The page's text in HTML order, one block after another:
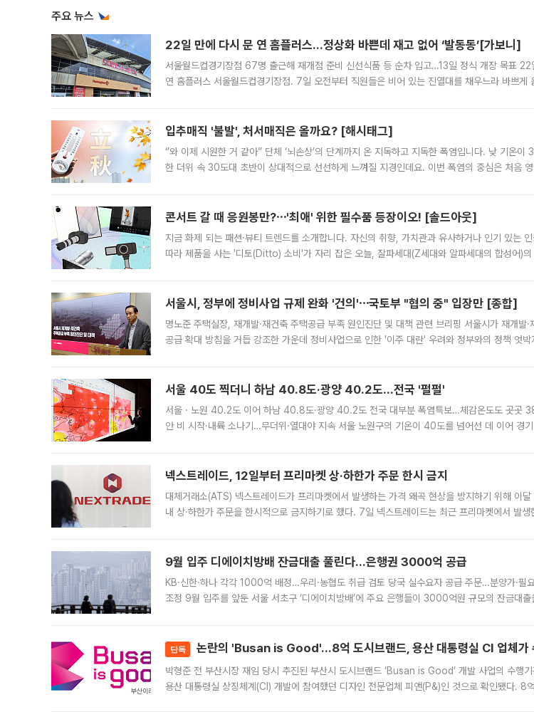
주요 뉴스
22일 만에 다시 문 연 홈플러스…정상화 바쁜데 재고 없어 ‘발동동’[가보니]
서울월드컵경기장점 67명 출근해 재개점 준비 신선식품 등 순차 입고…13일 정식 개장 목표 22
연 홈플러스 서울월드컵경기장점. 7일 오전부터 직원들은 비어 있는 진열대를 채우느라 바쁘게
입추매직 '불발', 처서매직은 올까요? [해시태그]
“와 이제 시원한 거 같아” 단체 ‘뇌손상’의 단계까지 온 지독하고 지독한 폭염입니다. 낮 기온
한 더위 속 30도대 초반이 상대적으로 선선하게 느껴질 지경인데요. 이번 폭염의 중심은 처음
콘서트 갈 때 응원봉만?⋯'최애' 위한 필수품 등장이오! [솔드아웃]
지금 화제 되는 패션·뷰티 트렌드를 소개합니다. 자신의 취향, 가치관과 유사하거나 인기 있는
따라 제품을 사는 '디토(Ditto) 소비'가 자리 잡은 오늘, 잘파세대(Z세대와 알파세대의 합성어)의
서울시, 정부에 정비사업 규제 완화 '건의'⋯국토부 "협의 중" 입장만 [종합]
명노준 주택실장, 재개발·재건축 주택공급 부족 원인진단 및 대책 관련 브리핑 서울시가 재개발·
공급 확대 방침을 거듭 강조한 가운데 정비사업으로 인한 '이주 대란' 우려와 정부와의 정책 엇박
서울 40도 찍더니 하남 40.8도·광양 40.2도…전국 '펄펄'
서울ㆍ노원 40.2도 이어 하남 40.8도·광양 40.2도 전국 대부분 폭염특보…체감온도도 곳곳
안 비 시작·내륙 소나기…무더위·열대야 지속 서울 노원구의 기온이 40도를 넘어선 데 이어 경
넥스트레이드, 12일부터 프리마켓 상·하한가 주문 한시 금지
대체거래소(ATS) 넥스트레이드가 프리마켓에서 발생하는 가격 왜곡 현상을 방지하기 위해 이
내 상·하한가 주문을 한시적으로 금지하기로 했다. 7일 넥스트레이드는 최근 프리마켓에서 발생
9월 입주 디에이치방배 잔금대출 풀린다…은행권 3000억 공급
KB·신한·하나 각각 1000억 배정…우리·농협도 취급 검토 당국 실수요자 공급 주문…분양가·필
조정 9월 입주를 앞둔 서울 서초구 ‘디에이치방배’에 주요 은행들이 3000억원 규모의 잔금대출
단독 논란의 'Busan is Good'…8억 도시브랜드, 용산 대통령실 CI 업체가
박형준 전 부산시장 재임 당시 추진된 부산시 도시브랜드 ‘Busan is Good’ 개발 사업의 수행
용산 대통령실 상징체계(CI) 개발에 참여했던 디자인 전문업체 피앤(P&)인 것으로 확인됐다. 8